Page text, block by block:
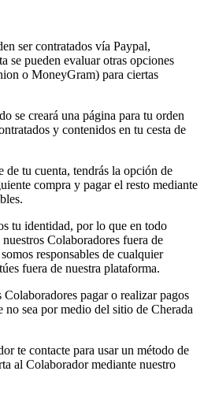
ser contratados vía Paypal,
se pueden evaluar otras opciones
o MoneyGram) para ciertas
se creará una página para tu orden
y contenidos en tu cesta de
de tu cuenta, tendrás la opción de
compra y pagar el resto mediante
tu identidad, por lo que en todo
Colaboradores fuera de
responsables de cualquier
fuera de nuestra plataforma.
pagar o realizar pagos
no sea por medio del sitio de Cherada
te contacte para usar un método de
al Colaborador mediante nuestro